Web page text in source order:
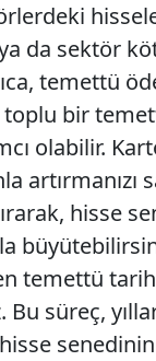
da sektör
temettü
toplu bir
olabilir.
hisse
temettü
Bu süreç,